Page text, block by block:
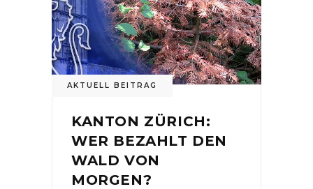
AKTUELL BEITRAG
KANTON ZÜRICH:
WER BEZAHLT DEN
WALD VON
MORGEN?